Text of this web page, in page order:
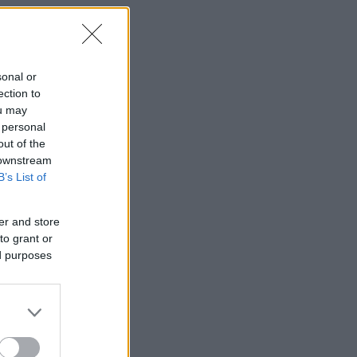
or
to
may
of the
List of
and store
grant or
purposes